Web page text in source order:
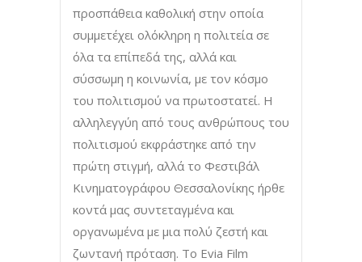
προσπάθεια καθολική στην οποία
συμμετέχει ολόκληρη η πολιτεία σε
όλα τα επίπεδά της, αλλά και
σύσσωμη η κοινωνία, με τον κόσμο
του πολιτισμού να πρωτοστατεί. Η
αλληλεγγύη από τους ανθρώπους του
πολιτισμού εκφράστηκε από την
πρώτη στιγμή, αλλά το Φεστιβάλ
Κινηματογράφου Θεσσαλονίκης ήρθε
κοντά μας συντεταγμένα και
οργανωμένα με μια πολύ ζεστή και
ζωντανή πρόταση. Το Evia Film